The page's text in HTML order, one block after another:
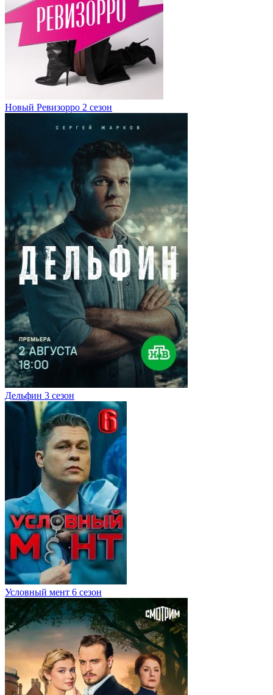
Новый Ревизорро 2 сезон
Дельфин 3 сезон
Условный мент 6 сезон